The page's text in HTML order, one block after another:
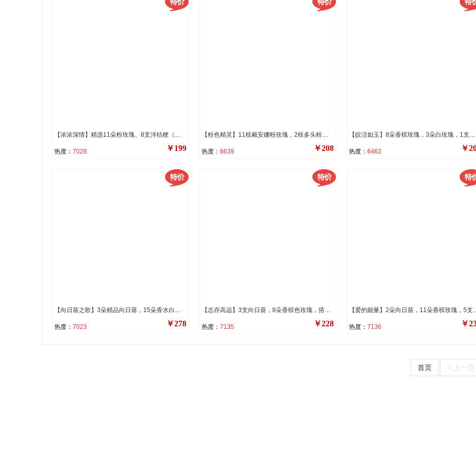
【浓浓深情】精选11朵粉玫瑰、8支洋桔梗（断货则用8支白玫瑰代替），尤加利叶、洋甘菊装饰。
热度： 7028 ￥199
【粉色精灵】11枝戴安娜粉玫瑰，2枝多头粉百合，白色满天星，尤加利叶间插点缀。
热度： 6639 ￥208
【皎洁如玉】8朵香槟玫瑰，3朵白玫瑰，1支白色多头白百合，搭配3支白桔梗，小雏菊，尤加利叶装饰。
热度： 6462 ￥
【向日葵之歌】3朵精品向日葵，15朵香水白百合，搭配巴西叶、红豆、桔梗装饰。
热度： 7023 ￥278
【志存高远】3支向日葵，8朵香槟色玫瑰，搭配5支橙色多头小玫瑰（断货则用5支洋桔梗代替），尤加利叶间插装饰。
热度： 7135 ￥228
【爱的能量】2朵向日葵，11朵香槟玫瑰，5
热度： 7136 ￥
首页 < 上一页